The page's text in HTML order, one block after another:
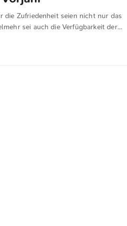
realer Bedarf nach höheren
Zufriedenheit seien nicht nur das
sei auch die Verfügbarkeit der
verfügbar, die Stores sind durch